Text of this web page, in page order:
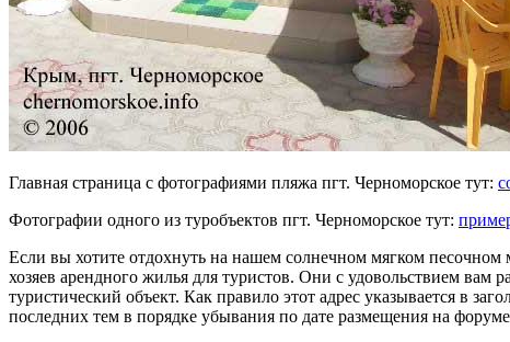
Главная страница с фотографиями пляжа пгт. Черноморское тут:
Фотографии одного из туробъектов пгт. Черноморское тут:
Если вы хотите отдохнуть на нашем солнечном мягком
хозяев арендного жилья для туристов. Они с удовольствием вам
туристический объект. Как правило этот адрес указывается в
последних тем в порядке убывания по дате размещения на форуме